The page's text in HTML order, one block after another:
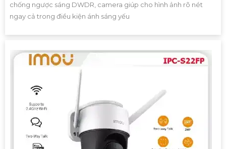
chống ngược sáng DWDR, camera giúp cho hình ảnh rõ nét
ngay cả trong điều kiện ánh sáng yếu